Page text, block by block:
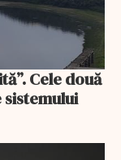
Cele două